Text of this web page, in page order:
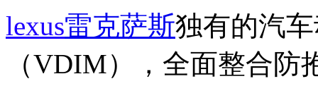
lexus雷克萨斯独有的汽
（VDIM），全面整合